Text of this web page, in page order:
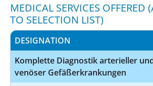
MEDICAL SERVICES OFFERED
TO SELECTION LIST)
DESIGNATION
Komplette Diagnostik arterieller
venöser Gefäßerkrankungen